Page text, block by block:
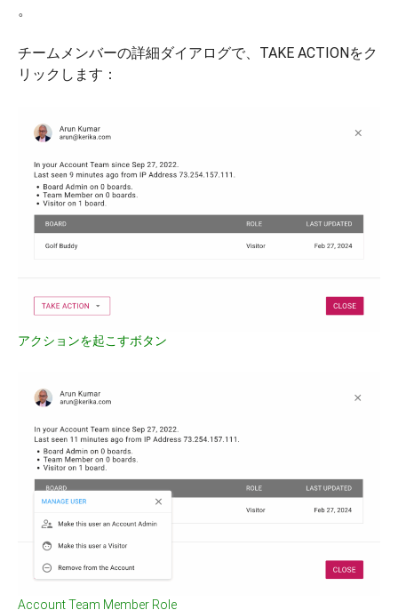
。
チームメンバーの詳細ダイアログで、TAKE ACTIONをク
リックします：
アクションを起こすボタン
Account Team Member Role